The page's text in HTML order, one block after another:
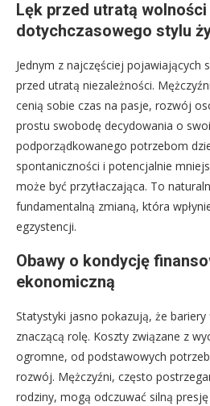
Lęk przed utratą wolności
dotychczasowego stylu
Jednym z najczęściej pojawiających
przed utratą niezależności.
cenią sobie czas na pasje, rozwój
prostu swobodę decydowania o
podporządkowanego potrzebom
spontaniczności i potencjalnie
może być przytłaczająca. To
fundamentalną zmianą, która
egzystencji.
Obawy o kondycję
ekonomiczną
Statystyki jasno pokazują, że
znaczącą rolę. Koszty związane z
ogromne, od podstawowych
rozwój. Mężczyźni, często
rodziny, mogą odczuwać silną